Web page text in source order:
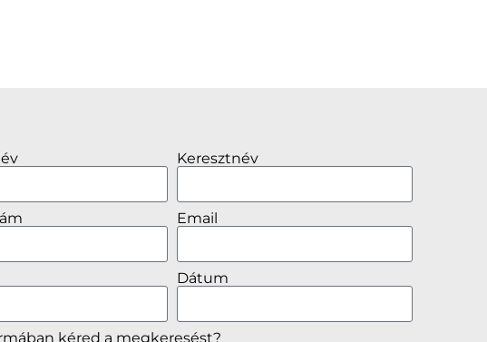
Keresztnév
Email
Dátum
kéred a megkeresést?